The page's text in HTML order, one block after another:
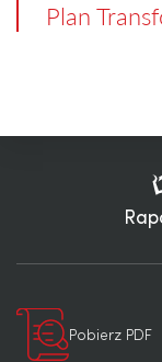
Plan
Pobierz PDF